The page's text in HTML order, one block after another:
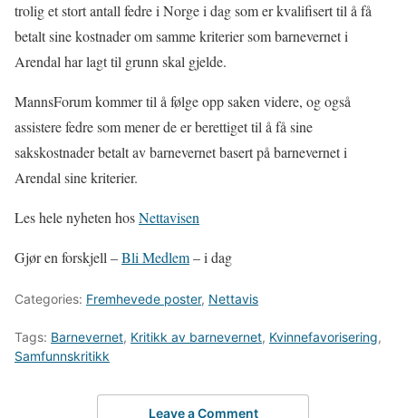
trolig et stort antall fedre i Norge i dag som er kvalifisert til å få
betalt sine kostnader om samme kriterier som barnevernet i
Arendal har lagt til grunn skal gjelde.
MannsForum kommer til å følge opp saken videre, og også
assistere fedre som mener de er berettiget til å få sine
sakskostnader betalt av barnevernet basert på barnevernet i
Arendal sine kriterier.
Les hele nyheten hosNettavisen
Gjør en forskjell –Bli Medlem– i dag
Categories: Fremhevede poster, Nettavis
Tags: Barnevernet, Kritikk av barnevernet, Kvinnefavorisering,
Samfunnskritikk
Leave a Comment